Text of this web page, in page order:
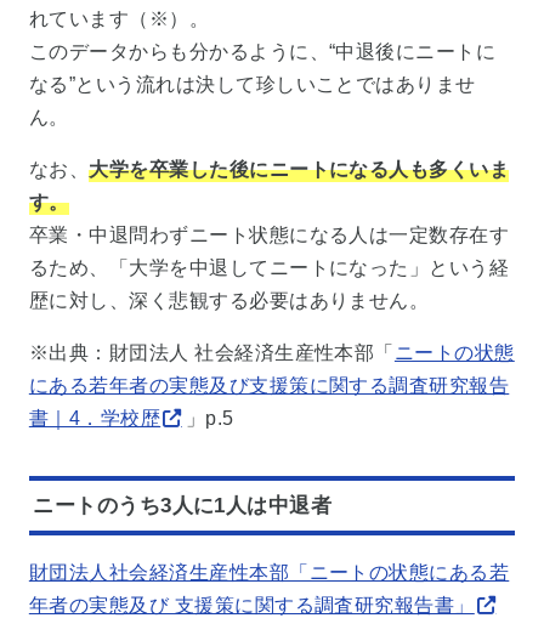
れています（※）。
このデータからも分かるように、“中退後にニートに
なる”という流れは決して珍しいことではありませ
ん。
なお、大学を卒業した後にニートになる人も多くいま
す。
卒業・中退問わずニート状態になる人は一定数存在す
るため、「大学を中退してニートになった」という経
歴に対し、深く悲観する必要はありません。
※出典：財団法人 社会経済生産性本部「 ニートの状態
にある若年者の実態及び支援策に関する調査研究報告
書｜4．学校歴
」p.5
ニートのうち3人に1人は中退者
財団法人社会経済生産性本部「ニートの状態にある若
年者の実態及び 支援策に関する調査研究報告書」